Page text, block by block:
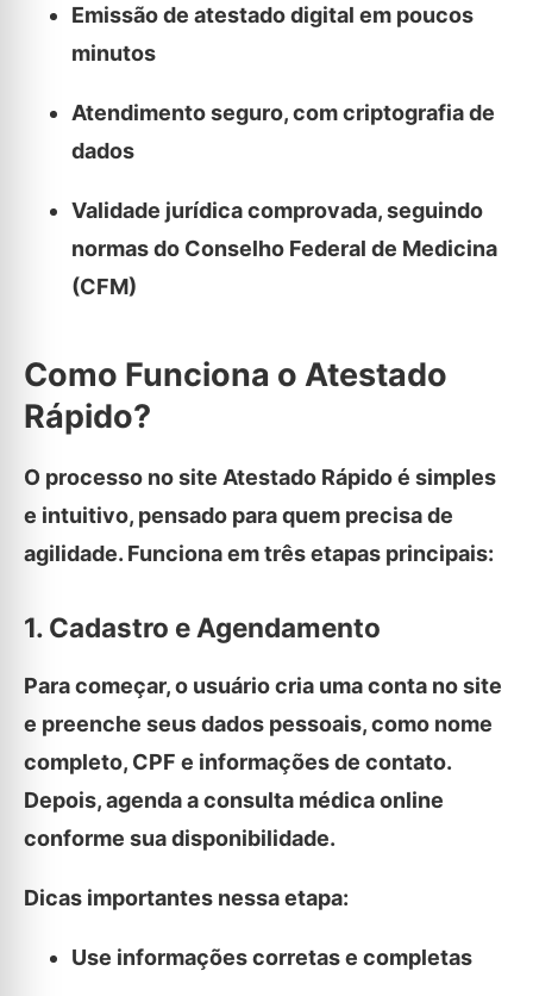
Emissão de atestado digital em poucos
minutos
Atendimento seguro, com criptografia de
dados
Validade jurídica comprovada, seguindo
normas do Conselho Federal de Medicina
(CFM)
Como Funciona o Atestado
Rápido?
O processo no site Atestado Rápido é simples
e intuitivo, pensado para quem precisa de
agilidade. Funciona em três etapas principais:
1. Cadastro e Agendamento
Para começar, o usuário cria uma conta no site
e preenche seus dados pessoais, como nome
completo, CPF e informações de contato.
Depois, agenda a consulta médica online
conforme sua disponibilidade.
Dicas importantes nessa etapa:
Use informações corretas e completas